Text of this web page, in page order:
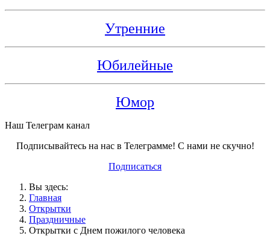
Утренние
Юбилейные
Юмор
Наш Телеграм канал
Подписывайтесь на нас в Телеграмме! С нами не скучно!
Подписаться
Вы здесь:
Главная
Открытки
Праздничные
Открытки с Днем пожилого человека